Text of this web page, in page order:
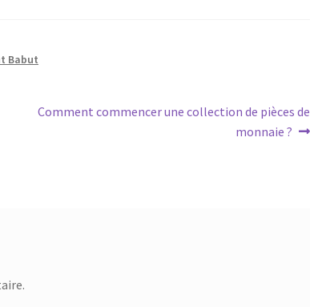
Babut
Comment commencer une collection de pièces de
monnaie ?